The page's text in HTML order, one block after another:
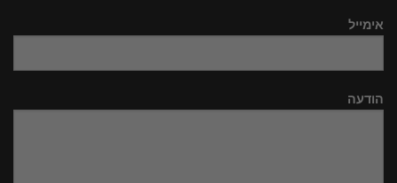
אימייל
הודעה